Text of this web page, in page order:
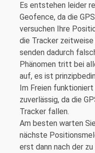
Es entstehen leider
Geofence, da die
versuchen Ihre
die Tracker
senden dadurch
Phänomen tritt bei
auf, es ist
Im Freien
zuverlässig, da die
Tracker fallen.
Am besten warten
nächste
erst dann nach der